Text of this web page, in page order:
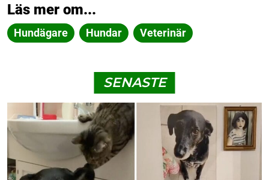
Läs mer om...
Hundägare Hundar Veterinär
SENASTE